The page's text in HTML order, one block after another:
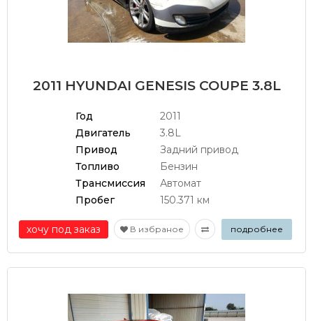
2011 HYUNDAI GENESIS COUPE 3.8L
Год
2011
Двигатель
3.8L
Привод
Задний привод
Топливо
Бензин
Трансмиссия
Автомат
Пробег
150.371 км
хочу под заказ В избраное подробнее